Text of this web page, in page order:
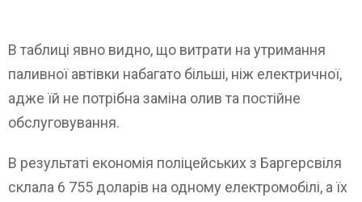
В таблиці явно видно, що витрати на утримання
паливної автівки набагато більші, ніж електричної,
адже їй не потрібна заміна олив та постійне
обслуговування.
В результаті економія поліцейських з Баргерсвіля
склала 6 755 доларів на одному електромобілі, а їх